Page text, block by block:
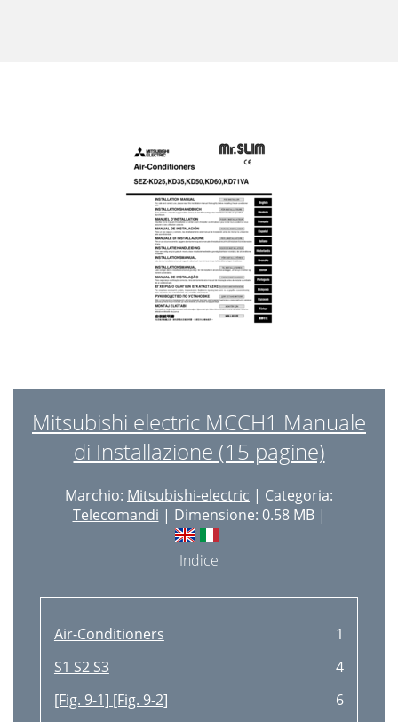
Mitsubishi electric MCCH1 Manuale
di Installazione (15 pagine)
Marchio: Mitsubishi-electric | Categoria:
Telecomandi | Dimensione: 0.58 MB |
Indice
Air-Conditioners
1
S1 S2 S3
4
[Fig. 9-1] [Fig. 9-2]
6